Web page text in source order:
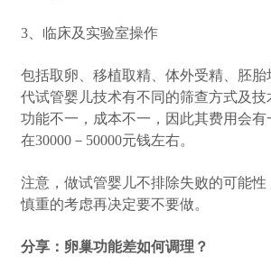
3、临床及实验室操作
包括取卵、移植取精、体外受精、胚胎
代试管婴儿技术有不同的筛查方式及技
功能不一，成本不一，因此其费用会
在30000－50000元钱左右。
注意，做试管婴儿不排除失败的可能
慎重的考虑再决定要不要做。
分享：卵巢功能差如何调理？